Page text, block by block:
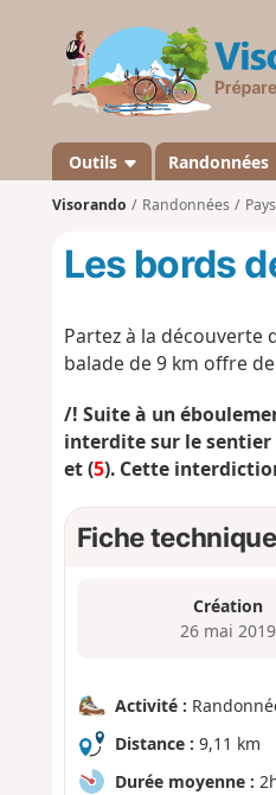
Outils Randonnées
Visorando Randonnées
Les bords
Partez à la découverte
balade de 9 km offre
/! Suite à un
interdite sur le sentier
et (5). Cette
Fiche technique
Création
26 mai 2019
Activité :
Distance : 9,11 km
Durée moyenne :